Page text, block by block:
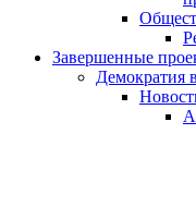
Завершенные
Демократия